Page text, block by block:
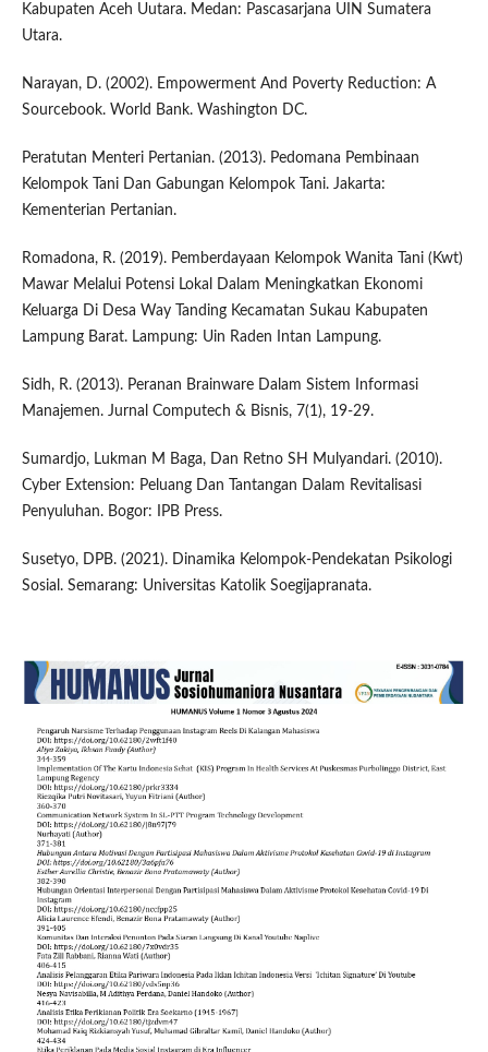
Kabupaten Aceh Uutara. Medan: Pascasarjana UIN Sumatera
Utara.
Narayan, D. (2002). Empowerment And Poverty Reduction: A
Sourcebook. World Bank. Washington DC.
Peratutan Menteri Pertanian. (2013). Pedomana Pembinaan
Kelompok Tani Dan Gabungan Kelompok Tani. Jakarta:
Kementerian Pertanian.
Romadona, R. (2019). Pemberdayaan Kelompok Wanita Tani (Kwt)
Mawar Melalui Potensi Lokal Dalam Meningkatkan Ekonomi
Keluarga Di Desa Way Tanding Kecamatan Sukau Kabupaten
Lampung Barat. Lampung: Uin Raden Intan Lampung.
Sidh, R. (2013). Peranan Brainware Dalam Sistem Informasi
Manajemen. Jurnal Computech & Bisnis, 7(1), 19-29.
Sumardjo, Lukman M Baga, Dan Retno SH Mulyandari. (2010).
Cyber Extension: Peluang Dan Tantangan Dalam Revitalisasi
Penyuluhan. Bogor: IPB Press.
Susetyo, DPB. (2021). Dinamika Kelompok-Pendekatan Psikologi
Sosial. Semarang: Universitas Katolik Soegijapranata.